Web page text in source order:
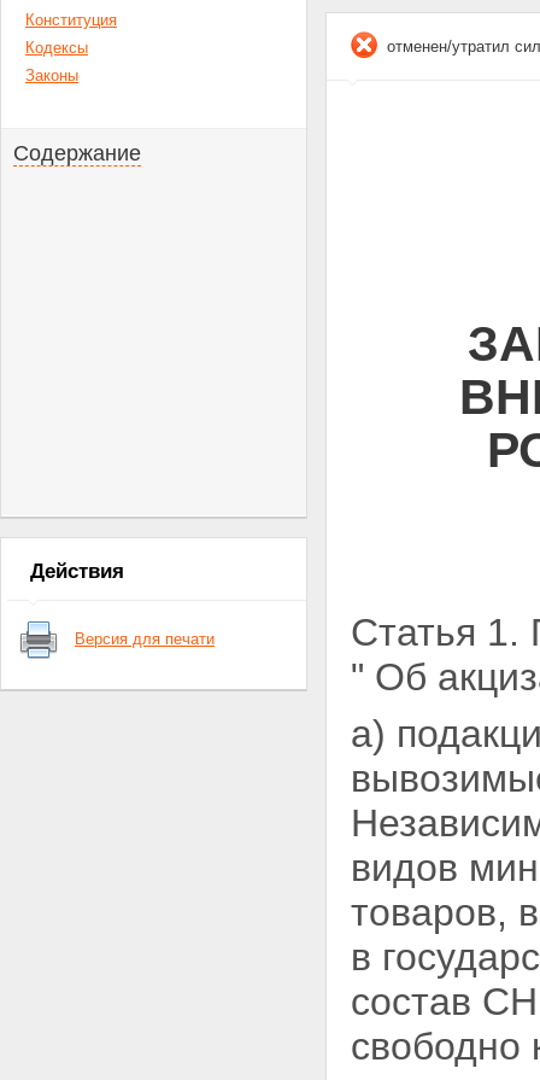
Конституция
Кодексы
Законы
Содержание
Действия
Версия для печати
отменен/утратил
Статья 1.
" Об
а)
видов
товаров,
в
состав
свободно